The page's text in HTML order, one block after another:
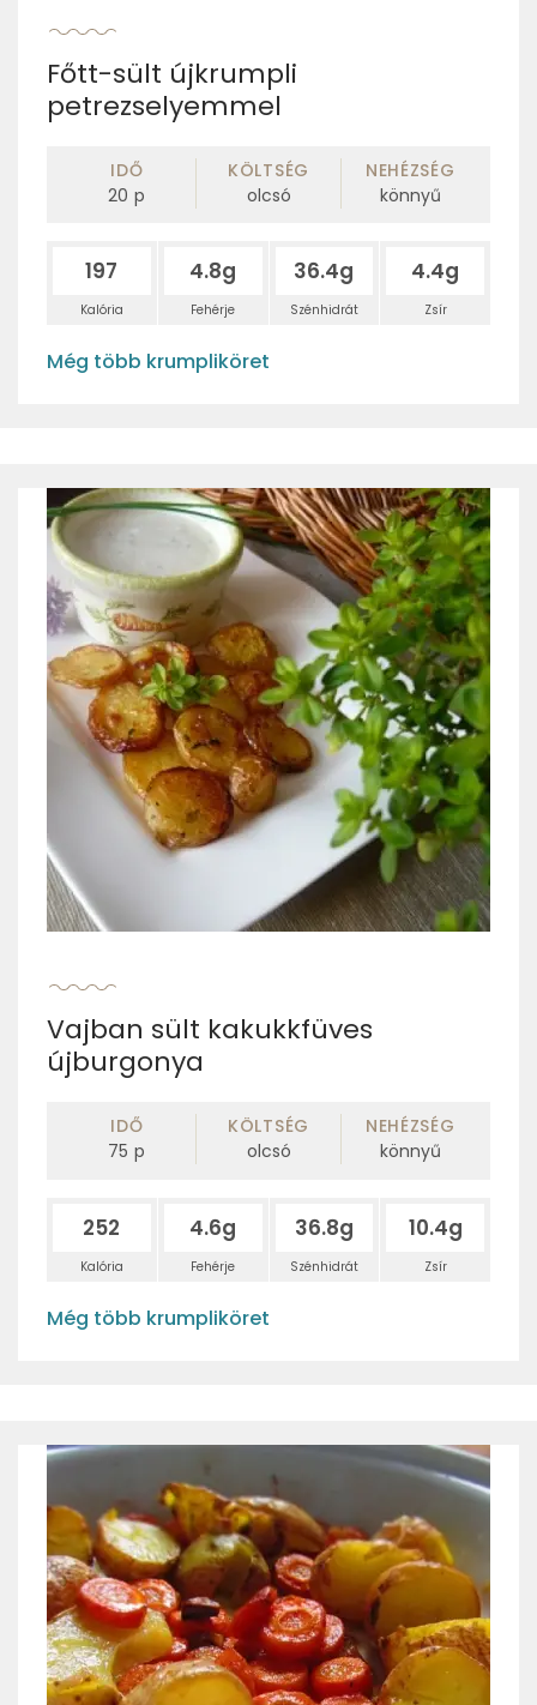
Főtt-sült újkrumpli
petrezselyemmel
IDŐ
20 p
KÖLTSÉG
olcsó
NEHÉZSÉG
könnyű
197
Kalória
4.8g
Fehérje
36.4g
Szénhidrát
4.4g
Zsír
Még több krumpliköret
Vajban sült kakukkfüves
újburgonya
IDŐ
75 p
KÖLTSÉG
olcsó
NEHÉZSÉG
könnyű
252
Kalória
4.6g
Fehérje
36.8g
Szénhidrát
10.4g
Zsír
Még több krumpliköret